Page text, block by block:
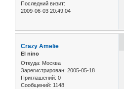
Последний визит:
2009-06-03 20:49:04
Crazy Amelie
El nino
Откуда: Москва
Зарегистрирован: 2005-05-18
Приглашений: 0
Сообщений: 1148